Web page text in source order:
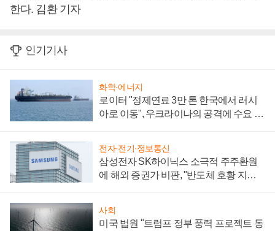
한다. 김환 기자
인기기사
화학·에너지
로이터 "정제연료 3만 톤 한국에서 러시
아로 이동", 우크라이나의 공격에 수요 늘
전자·전기·정보통신
삼성전자 SK하이닉스 소극적 주주환원
에 해외 증권가 비판, "반도체 호황 지속
사회
미국 법원 "트럼프 정부 풍력 프로젝트 동